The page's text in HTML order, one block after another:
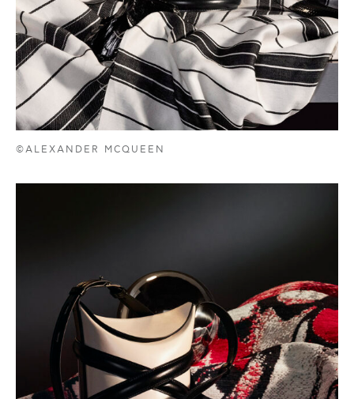
©ALEXANDER MCQUEEN